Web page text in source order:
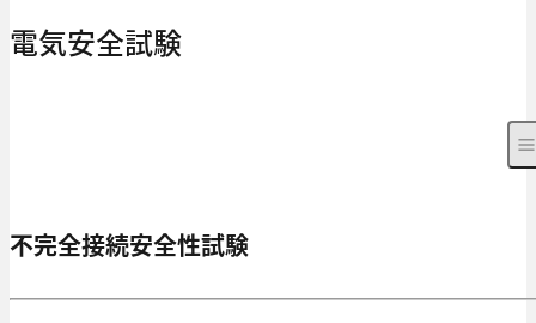
電気安全試験
不完全接続安全性試験